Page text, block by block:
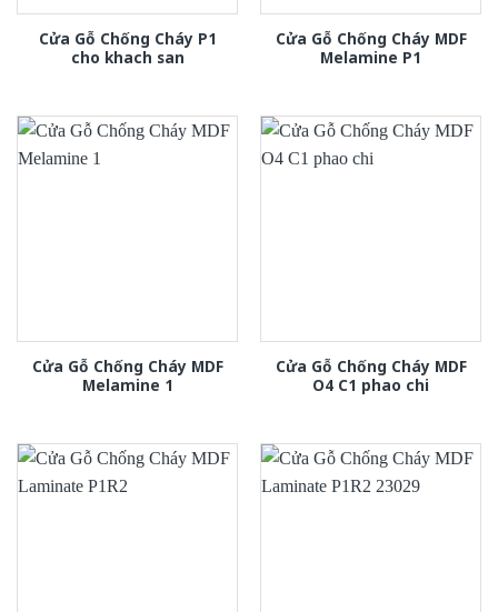
Cửa Gỗ Chống Cháy P1
cho khach san
Cửa Gỗ Chống Cháy MDF
Melamine P1
Cửa Gỗ Chống Cháy MDF
Melamine 1
Cửa Gỗ Chống Cháy MDF
O4 C1 phao chi